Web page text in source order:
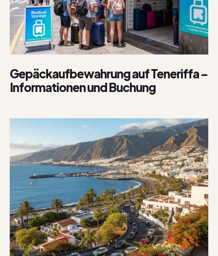
Gepäckaufbewahrung auf Teneriffa –
Informationen und Buchung